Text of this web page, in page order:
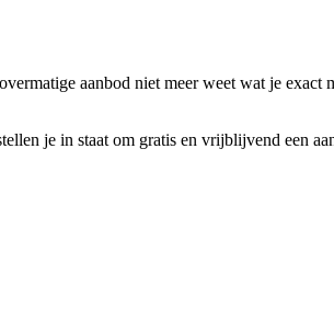
aanbod niet meer weet wat je
je in staat om gratis en vrijblijvend een